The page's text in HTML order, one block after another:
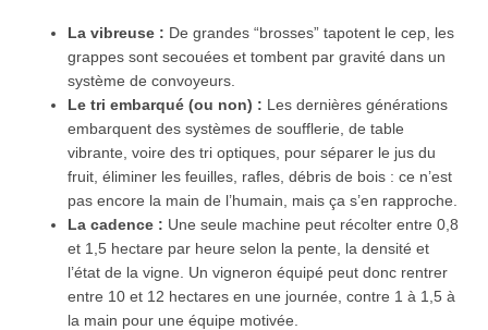
La vibreuse : De grandes “brosses” tapotent le cep, les
grappes sont secouées et tombent par gravité dans un
système de convoyeurs.
Le tri embarqué (ou non) : Les dernières générations
embarquent des systèmes de soufflerie, de table
vibrante, voire des tri optiques, pour séparer le jus du
fruit, éliminer les feuilles, rafles, débris de bois : ce n’est
pas encore la main de l’humain, mais ça s’en rapproche.
La cadence : Une seule machine peut récolter entre 0,8
et 1,5 hectare par heure selon la pente, la densité et
l’état de la vigne. Un vigneron équipé peut donc rentrer
entre 10 et 12 hectares en une journée, contre 1 à 1,5 à
la main pour une équipe motivée.